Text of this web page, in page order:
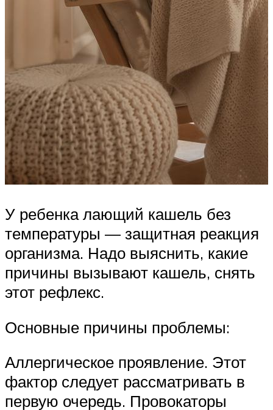
У ребенка лающий кашель без
температуры — защитная реакция
организма. Надо выяснить, какие
причины вызывают кашель, снять
этот рефлекс.
Основные причины проблемы:
Аллергическое проявление. Этот
фактор следует рассматривать в
первую очередь. Провокаторы